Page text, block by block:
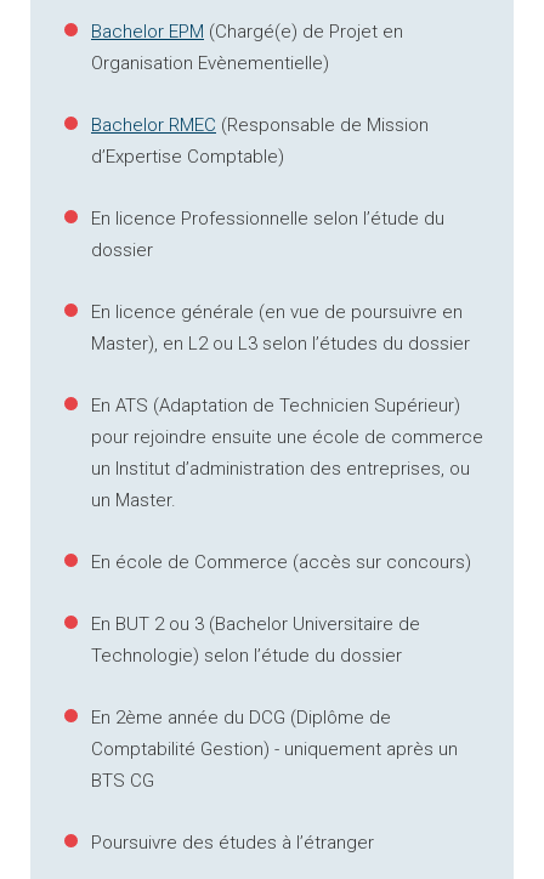
Bachelor EPM (Chargé(e) de Projet en
Organisation Evènementielle)
Bachelor RMEC (Responsable de Mission
d’Expertise Comptable)
En licence Professionnelle selon l’étude du
dossier
En licence générale (en vue de poursuivre en
Master), en L2 ou L3 selon l’études du dossier
En ATS (Adaptation de Technicien Supérieur)
pour rejoindre ensuite une école de commerce
un Institut d’administration des entreprises, ou
un Master.
En école de Commerce (accès sur concours)
En BUT 2 ou 3 (Bachelor Universitaire de
Technologie) selon l’étude du dossier
En 2ème année du DCG (Diplôme de
Comptabilité Gestion) - uniquement après un
BTS CG
Poursuivre des études à l’étranger